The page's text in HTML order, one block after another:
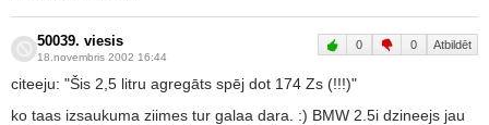
50039. viesis
18.novembris 2002 16:44
0 0 Atbildēt
citeeju: "Šis 2,5 litru agregāts spēj dot 174 Zs (!!!)"
ko taas izsaukuma ziimes tur galaa dara. :) BMW 2.5i dzineejs jau